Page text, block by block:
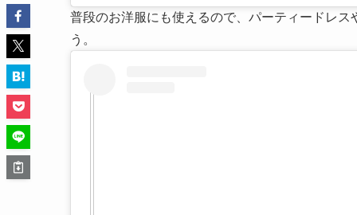
普段のお洋服にも使えるので、パーティードレ
う。